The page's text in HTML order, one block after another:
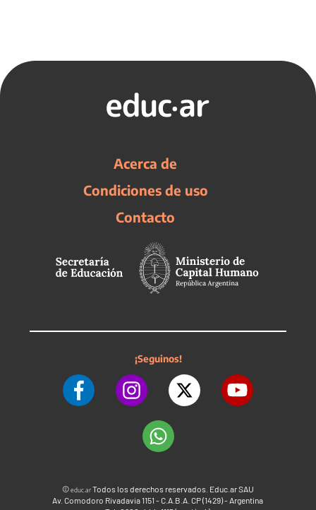
Acerca de
Condiciones de uso
Contacto
¡Seguinos!
©educ.arTodos los derechos reservados. Educ.ar SAU
Av. Comodoro Rivadavia 1151 - C.A.B.A. CP (1429) - Argentina